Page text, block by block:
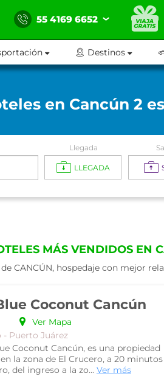
55 4169 6652
Destinos
en Cancún 2
Llegada
LLEGADA
MÁS VENDIDOS EN
CANCÚN, hospedaje con mejor
Coconut Cancún
Ver Mapa
- Puerto Juárez
Coconut Cancún, es una propiedad
la zona de El Crucero, a 20 minutos
del ingreso a la zo... Ver más